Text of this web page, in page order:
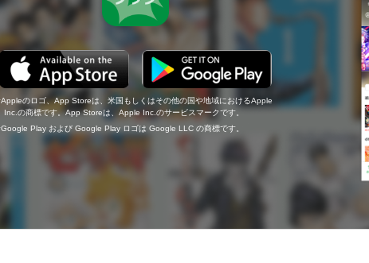
Appleのロゴ、App Storeは、米国もしくはその他の国や地域におけるApple
Inc.の商標です。App Storeは、Apple Inc.のサービスマークです。
Google Play および Google Play ロゴは Google LLC の商標です。